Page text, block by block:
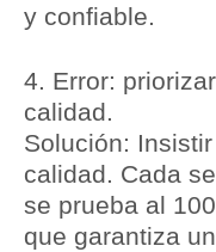
y confiable.
4. Error:
calidad.
Solución:
calidad. Cada
se prueba al
que garantiza